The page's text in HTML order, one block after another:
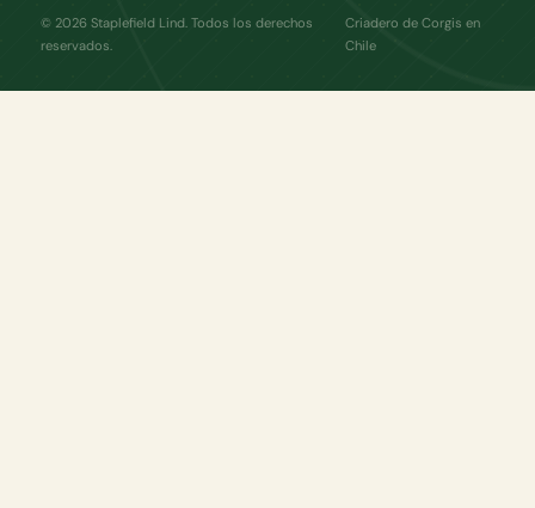
© 2026 Staplefield Lind. Todos los derechos
reservados.
Criadero de Corgis en
Chile